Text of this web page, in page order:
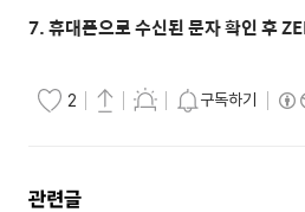
7. 휴대폰으로 수신된 문자 확인 후
2 구독하기
관련글